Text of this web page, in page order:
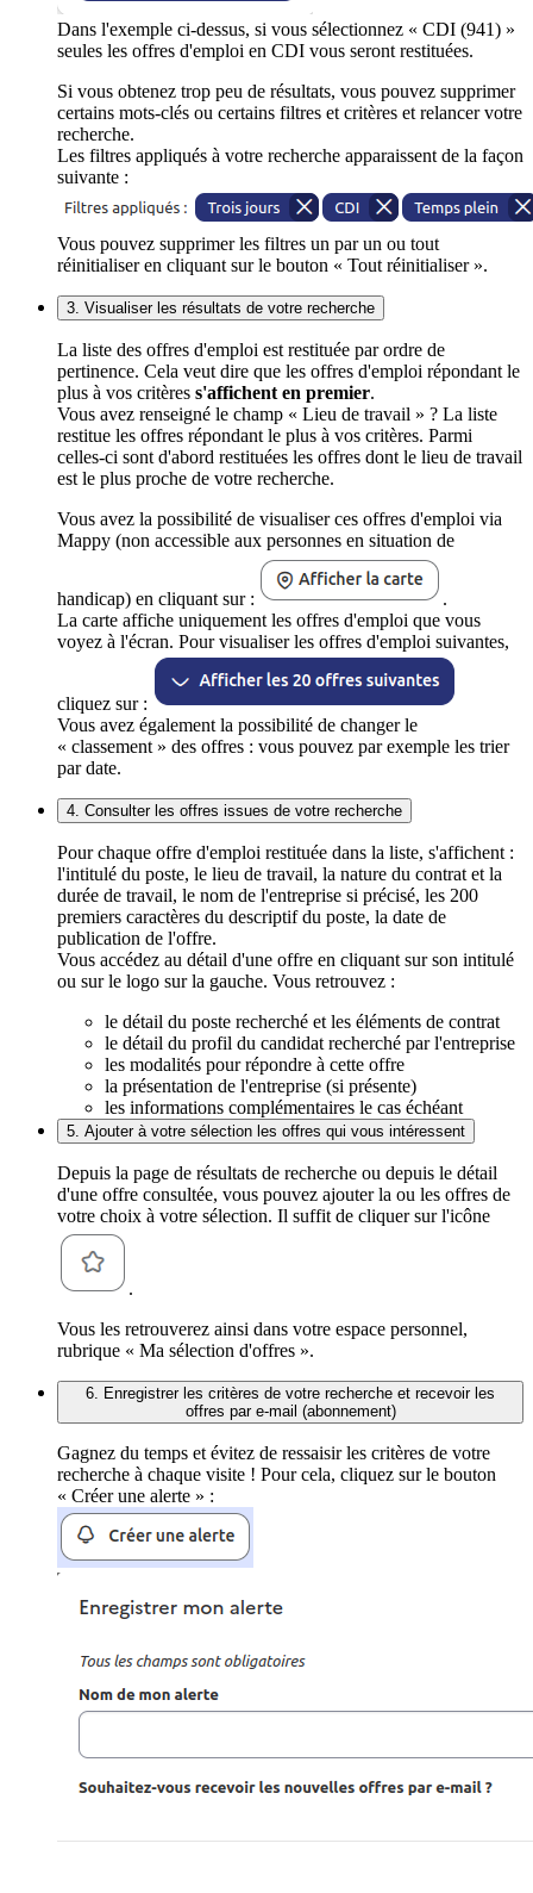
Dans l'exemple ci-dessus, si vous sélectionnez « CDI (941) »
seules les offres d'emploi en CDI vous seront restituées.
Si vous obtenez trop peu de résultats, vous pouvez supprimer
certains mots-clés ou certains filtres et critères et relancer votre
recherche.
Les filtres appliqués à votre recherche apparaissent de la façon
suivante :
Vous pouvez supprimer les filtres un par un ou tout
réinitialiser en cliquant sur le bouton « Tout réinitialiser ».
3. Visualiser les résultats de votre recherche
La liste des offres d'emploi est restituée par ordre de
pertinence. Cela veut dire que les offres d'emploi répondant le
plus à vos critères s'affichent en premier.
Vous avez renseigné le champ « Lieu de travail » ? La liste
restitue les offres répondant le plus à vos critères. Parmi
celles-ci sont d'abord restituées les offres dont le lieu de travail
est le plus proche de votre recherche.
Vous avez la possibilité de visualiser ces offres d'emploi via
Mappy (non accessible aux personnes en situation de
handicap) en cliquant sur :
.
La carte affiche uniquement les offres d'emploi que vous
voyez à l'écran. Pour visualiser les offres d'emploi suivantes,
cliquez sur :
Vous avez également la possibilité de changer le
« classement » des offres : vous pouvez par exemple les trier
par date.
4. Consulter les offres issues de votre recherche
Pour chaque offre d'emploi restituée dans la liste, s'affichent :
l'intitulé du poste, le lieu de travail, la nature du contrat et la
durée de travail, le nom de l'entreprise si précisé, les 200
premiers caractères du descriptif du poste, la date de
publication de l'offre.
Vous accédez au détail d'une offre en cliquant sur son intitulé
ou sur le logo sur la gauche. Vous retrouvez :
le détail du poste recherché et les éléments de contrat
le détail du profil du candidat recherché par l'entreprise
les modalités pour répondre à cette offre
la présentation de l'entreprise (si présente)
les informations complémentaires le cas échéant
5. Ajouter à votre sélection les offres qui vous intéressent
Depuis la page de résultats de recherche ou depuis le détail
d'une offre consultée, vous pouvez ajouter la ou les offres de
votre choix à votre sélection. Il suffit de cliquer sur l'icône
.
Vous les retrouverez ainsi dans votre espace personnel,
rubrique « Ma sélection d'offres ».
6. Enregistrer les critères de votre recherche et recevoir les
offres par e-mail (abonnement)
Gagnez du temps et évitez de ressaisir les critères de votre
recherche à chaque visite ! Pour cela, cliquez sur le bouton
« Créer une alerte » :